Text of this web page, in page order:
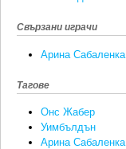
Свързани играчи
Арина Сабаленка
Тагове
Онс Жабер
Уимбълдън
Арина Сабаленка